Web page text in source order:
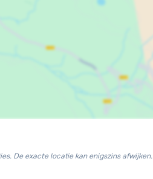
De exacte locatie kan enigszins afwijken.